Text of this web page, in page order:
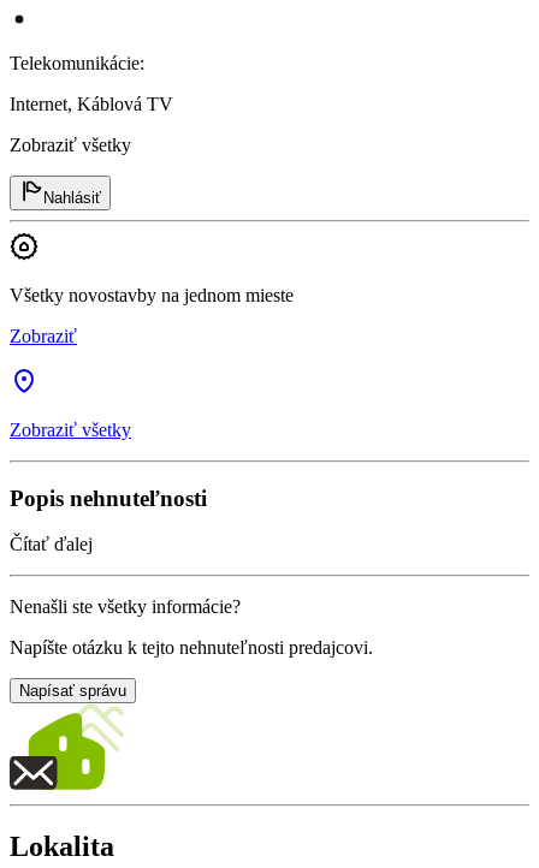
Telekomunikácie:
Internet, Káblová TV
Zobraziť všetky
Nahlásiť
Všetky novostavby na jednom mieste
Zobraziť
Zobraziť všetky
Popis nehnuteľnosti
Čítať ďalej
Nenašli ste všetky informácie?
Napíšte otázku k tejto nehnuteľnosti predajcovi.
Napísať správu
Lokalita